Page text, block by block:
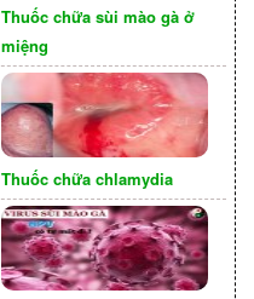
Thuốc chữa sùi mào gà ở
miệng
Thuốc chữa chlamydia